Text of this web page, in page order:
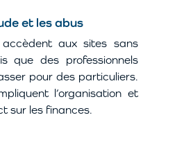
et les abus
aux sites sans
que des professionnels
pour des particuliers.
l’organisation et
sur les finances.